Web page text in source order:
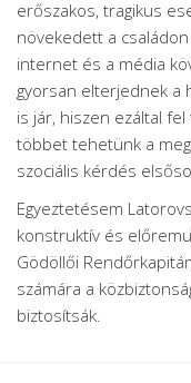
erőszakos, tragikus
növekedett a
internet és a média
gyorsan elterjednek a
is jár, hiszen ezáltal
többet tehetünk a
szociális kérdés
Egyeztetésem
konstruktív és
Gödöllői
számára a
biztosítsák.